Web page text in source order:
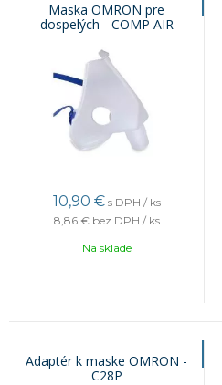
Maska OMRON pre
dospelých - COMP AIR
10,90 € s DPH / ks
8,86 € bez DPH / ks
Na sklade
Adaptér k maske OMRON -
C28P